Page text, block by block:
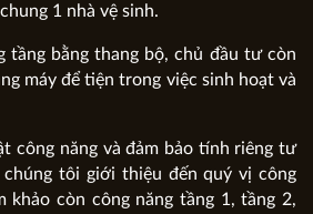
1 nhà vệ sinh.
tầng bằng thang bộ, chủ đầu tư còn
máy để tiện trong việc sinh hoạt và
công năng và đảm bảo tính riêng tư
chúng tôi giới thiệu đến quý vị công
khảo còn công năng tầng 1, tầng 2,